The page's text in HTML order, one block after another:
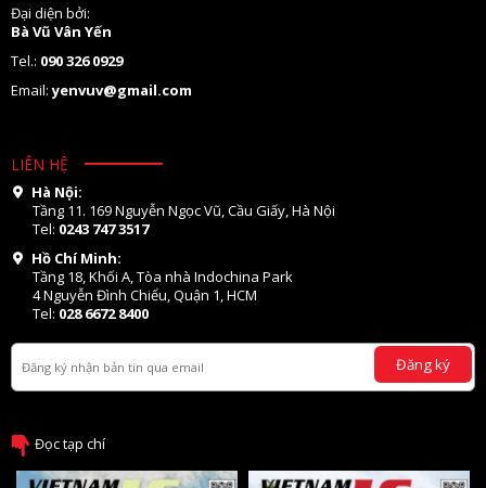
Đại diện bởi:
Bà Vũ Vân Yến
Tel.: 090 326 0929
Email:yenvuv@gmail.com
LIÊN HỆ
Hà Nội:
Tầng 11. 169 Nguyễn Ngọc Vũ, Cầu Giấy, Hà Nội
Tel: 0243 747 3517
Hồ Chí Minh:
Tầng 18, Khối A, Tòa nhà Indochina Park
4 Nguyễn Đình Chiểu, Quận 1, HCM
Tel: 028 6672 8400
Đăng ký
Đọc tạp chí